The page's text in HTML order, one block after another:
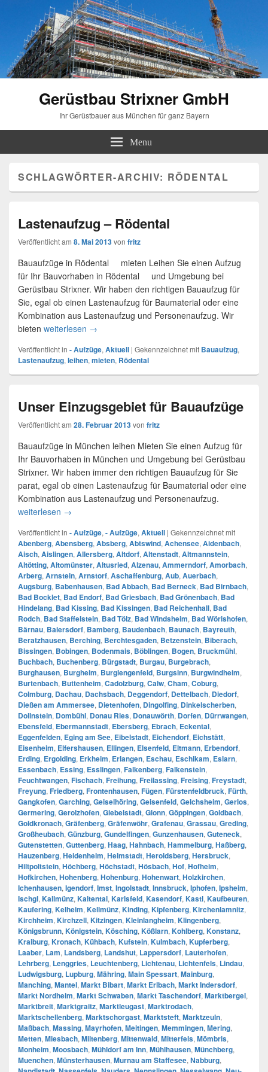
Gerüstbau Strixner GmbH
Ihr Gerüstbauer aus München für ganz Bayern
Menu
SCHLAGWÖRTER-ARCHIV: RÖDENTAL
Lastenaufzug – Rödental
Veröffentlicht am 8. Mai 2013von fritz
Bauaufzüge in Rödental mieten Leihen Sie einen Aufzug
für Ihr Bauvorhaben in Rödental und Umgebung bei
Gerüstbau Strixner. Wir haben den richtigen Bauaufzug für
Sie, egal ob einen Lastenaufzug für Baumaterial oder eine
Kombination aus Lastenaufzug und Personenaufzug. Wir
bieten weiterlesen Lastenaufzug – Rödental
→
Veröffentlicht in - Aufzüge, Aktuell | Gekennzeichnet mit Bauaufzug,
Lastenaufzug, leihen, mieten, Rödental
Unser Einzugsgebiet für Bauaufzüge
Veröffentlicht am 28. Februar 2013von fritz
Bauaufzüge in München leihen Mieten Sie einen Aufzug für
Ihr Bauvorhaben in München und Umgebung bei Gerüstbau
Strixner. Wir haben immer den richtigen Bauaufzug für Sie
parat, egal ob einen Lastenaufzug für Baumaterial oder eine
Kombination aus Lastenaufzug und Personenaufzug.
weiterlesen Unser Einzugsgebiet für Bauaufzüge
→
Veröffentlicht in - Aufzüge, - Aufzüge, Aktuell | Gekennzeichnet mit
Abenberg, Abensberg, Absberg, Abtswind, Achensee, Aidenbach,
Aisch, Aislingen, Allersberg, Altdorf, Altenstadt, Altmannstein,
Altötting, Altomünster, Altusried, Alzenau, Ammerndorf, Amorbach,
Arberg, Arnstein, Arnstorf, Aschaffenburg, Aub, Auerbach,
Augsburg, Babenhausen, Bad Abbach, Bad Berneck, Bad Birnbach,
Bad Bocklet, Bad Endorf, Bad Griesbach, Bad Grönenbach, Bad
Hindelang, Bad Kissing, Bad Kissingen, Bad Reichenhall, Bad
Rodch, Bad Staffelstein, Bad Tölz, Bad Windsheim, Bad Wörishofen,
Bärnau, Baiersdorf, Bamberg, Baudenbach, Baunach, Bayreuth,
Beratzhausen, Berching, Berchtesgaden, Betzenstein, Biberach,
Bissingen, Bobingen, Bodenmais, Böblingen, Bogen, Bruckmühl,
Buchbach, Buchenberg, Bürgstadt, Burgau, Burgebrach,
Burghausen, Burgheim, Burglengenfeld, Burgsinn, Burgwindheim,
Burtenbach, Buttenheim, Cadolzburg, Calw, Cham, Coburg,
Colmburg, Dachau, Dachsbach, Deggendorf, Dettelbach, Diedorf,
Dießen am Ammersee, Dietenhofen, Dingolfing, Dinkelscherben,
Dollnstein, Dombühl, Donau Ries, Donauwörth, Dorfen, Dürrwangen,
Ebensfeld, Ebermannstadt, Ebersberg, Ebrach, Eckental,
Eggenfelden, Eging am See, Eibelstadt, Eichendorf, Eichstätt,
Eisenheim, Elfershausen, Ellingen, Elsenfeld, Eltmann, Erbendorf,
Erding, Ergolding, Erkheim, Erlangen, Eschau, Eschlkam, Eslarn,
Essenbach, Essing, Esslingen, Falkenberg, Falkenstein,
Feuchtwangen, Fischach, Freihung, Freilassing, Freising, Freystadt,
Freyung, Friedberg, Frontenhausen, Fügen, Fürstenfeldbruck, Fürth,
Gangkofen, Garching, Geiselhöring, Geisenfeld, Gelchsheim, Gerlos,
Germering, Gerolzhofen, Giebelstadt, Glonn, Göppingen, Goldbach,
Goldkronach, Gräfenberg, Gräfenwöhr, Grafenau, Grassau, Greding,
Großheubach, Günzburg, Gundelfingen, Gunzenhausen, Guteneck,
Gutenstetten, Guttenberg, Haag, Hahnbach, Hammelburg, Haßberg,
Hauzenberg, Heidenheim, Helmstadt, Heroldsberg, Hersbruck,
Hiltpoltstein, Höchberg, Höchstadt, Hösbach, Hof, Hofheim,
Hofkirchen, Hohenberg, Hohenburg, Hohenwart, Holzkirchen,
Ichenhausen, Igendorf, Imst, Ingolstadt, Innsbruck, Iphofen, Ipsheim,
Ischgl, Kallmünz, Kaltental, Karlsfeld, Kasendorf, Kastl, Kaufbeuren,
Kaufering, Kelheim, Kellmünz, Kinding, Kipfenberg, Kirchenlamnitz,
Kirchheim, Kirchzell, Kitzingen, Kleinlangheim, Klingenberg,
Königsbrunn, Königstein, Kösching, Kößlarn, Kohlberg, Konstanz,
Kraiburg, Kronach, Kühbach, Kufstein, Kulmbach, Kupferberg,
Laaber, Lam, Landsberg, Landshut, Lappersdorf, Lauterhofen,
Lehrberg, Lenggries, Leuchtenberg, Lichtenau, Lichtenfels, Lindau,
Ludwigsburg, Lupburg, Mähring, Main Spessart, Mainburg,
Manching, Mantel, Markt Bibart, Markt Erlbach, Markt Indersdorf,
Markt Nordheim, Markt Schwaben, Markt Taschendorf, Marktbergel,
Marktbreit, Marktgraitz, Marktleugast, Marktrodach,
Marktschellenberg, Marktschorgast, Marktsteft, Marktzeuln,
Maßbach, Massing, Mayrhofen, Meitingen, Memmingen, Mering,
Metten, Miesbach, Miltenberg, Mittenwald, Mitterfels, Mömbris,
Monheim, Moosbach, Mühldorf am Inn, Mühlhausen, Münchberg,
Muenchen, Münsterhausen, Murnau am Staffesee, Nabburg,